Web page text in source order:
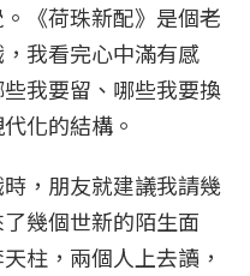
《荷珠新配》是個老
我看完心中滿有感
我要留、哪些我要換
化的結構。
，朋友就建議我請幾
幾個世新的陌生面
柱，兩個人上去讀，